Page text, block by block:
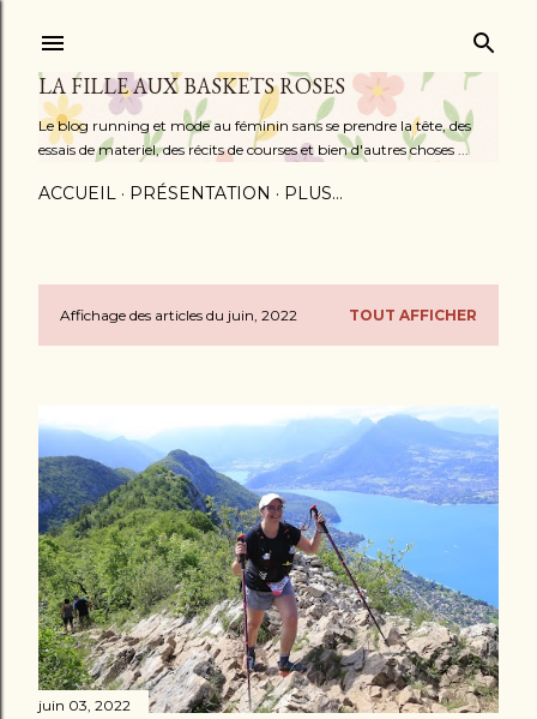
LA FILLE AUX BASKETS ROSES
Le blog running et mode au féminin sans se prendre la tête, des
essais de materiel, des récits de courses et bien d'autres choses ...
ACCUEIL PRÉSENTATION PLUS…
A
t
i
c
l
e
s
Affichage des articles du juin, 2022 TOUT AFFICHER
juin 03, 2022